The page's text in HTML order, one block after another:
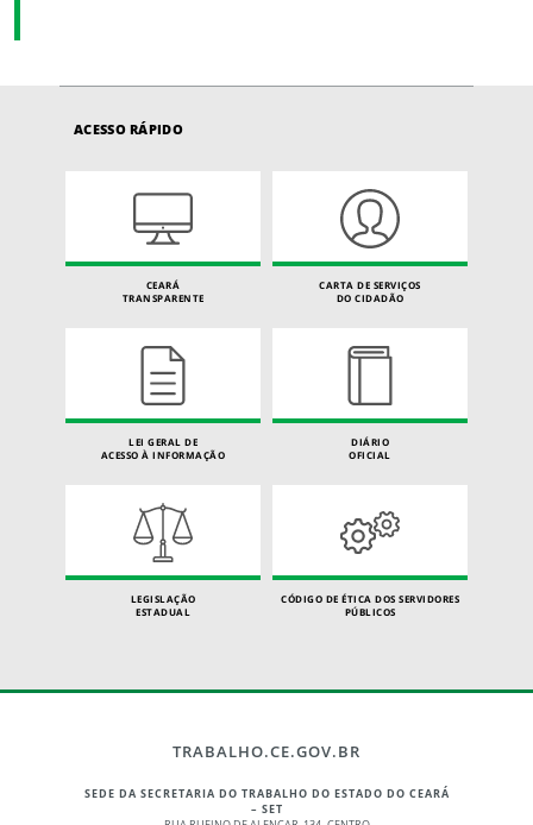
ACESSO RÁPIDO
CEARÁ
TRANSPARENTE
CARTA DE SERVIÇOS
DO CIDADÃO
LEI GERAL DE
ACESSO À INFORMAÇÃO
DIÁRIO
OFICIAL
LEGISLAÇÃO
ESTADUAL
CÓDIGO DE ÉTICA DOS SERVIDORES
PÚBLICOS
TRABALHO.CE.GOV.BR
SEDE DA SECRETARIA DO TRABALHO DO ESTADO DO CEARÁ
– SET